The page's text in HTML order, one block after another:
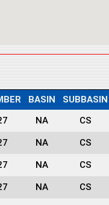
BASIN
SUBBASIN
NA CS
NA CS
NA CS
NA CS